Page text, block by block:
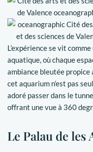
L’expérience se vit
aquatique, où chaque
ambiance bleutée propice
cet aquarium n’est pas
adoré passer dans le
offrant une vue à 360
Le Palau de les